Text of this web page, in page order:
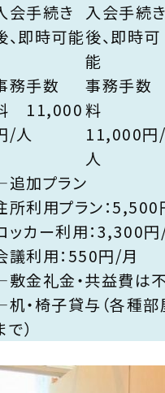
会手続き
、即時可能
入会手続き
後、即時可
能
務手数
11,000
/人
事務手数
料
11,000円/
人
加プラン
所利用プラン：
ッカー利用：3,300
議利用：550円/月
金礼金・共益費は不
・椅子貸与（各種
で）